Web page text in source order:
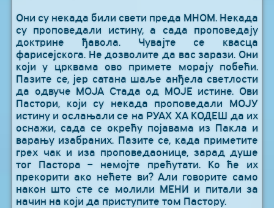
Они су некада били свети преда МНОМ. Некада
су проповедали истину, а сада проповедају
доктрине ђавола. Чувајте се квасца
фарисејскога. Не дозволите да вас зарази. Они
који у црквама ово примете морају побећи.
Пазите се, јер сатана шаље анђела светлости
да одвуче МОЈА Стада од МОЈЕ истине. Ови
Пастори, који су некада проповедали МОЈУ
истину и ослањали се на РУАХ ХА КОДЕШ да их
оснажи, сада се окрећу појавама из Пакла и
варању изабраних. Пазите се, када приметите
грех чак и иза проповедаонице, зарад душе
тог Пастора – немојте прећутати. Ко ће их
прекорити ако нећете ви? Али говорите само
након што сте се молили МЕНИ и питали за
начин на који да приступите том Пастору.